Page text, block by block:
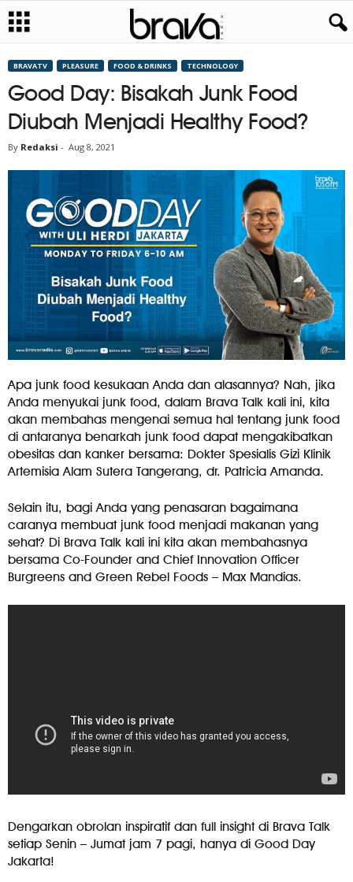
BRAVATV PLEASURE FOOD & DRINKS TECHNOLOGY
Good Day: Bisakah Junk Food
Diubah Menjadi Healthy Food?
By Redaksi - Aug 8, 2021
Apa junk food kesukaan Anda dan alasannya? Nah, jika
Anda menyukai junk food, dalam Brava Talk kali ini, kita
akan membahas mengenai semua hal tentang junk food
di antaranya benarkah junk food dapat mengakibatkan
obesitas dan kanker bersama: Dokter Spesialis Gizi Klinik
Artemisia Alam Sutera Tangerang, dr. Patricia Amanda.
Selain itu, bagi Anda yang penasaran bagaimana
caranya membuat junk food menjadi makanan yang
sehat? Di Brava Talk kali ini kita akan membahasnya
bersama Co-Founder and Chief Innovation Officer
Burgreens and Green Rebel Foods – Max Mandias.
Dengarkan obrolan inspiratif dan full insight di Brava Talk
setiap Senin – Jumat jam 7 pagi, hanya di Good Day
Jakarta!